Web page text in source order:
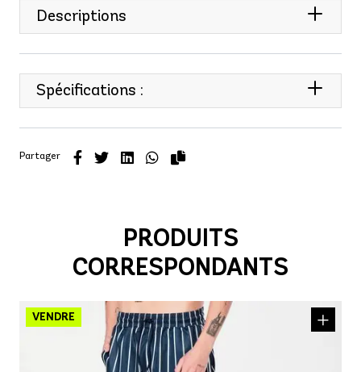
Descriptions
Spécifications :
Partager
PRODUITS
CORRESPONDANTS